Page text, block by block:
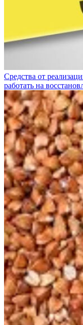
Средства от
работать на